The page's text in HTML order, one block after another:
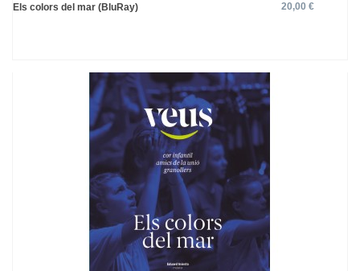
Els colors del mar (BluRay) 20,00 €